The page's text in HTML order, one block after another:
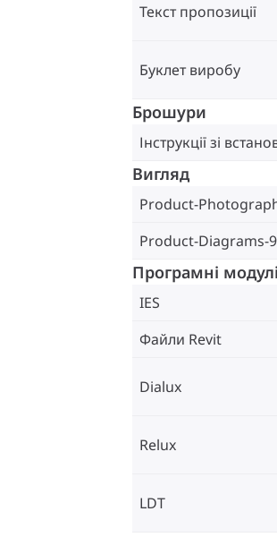
Текст пропозиції
Буклет виробу
Брошури
Інструкції зі
Вигляд
Product-
Product-Diagrams-
Програмні модулі
IES
Файли Revit
Dialux
Relux
LDT